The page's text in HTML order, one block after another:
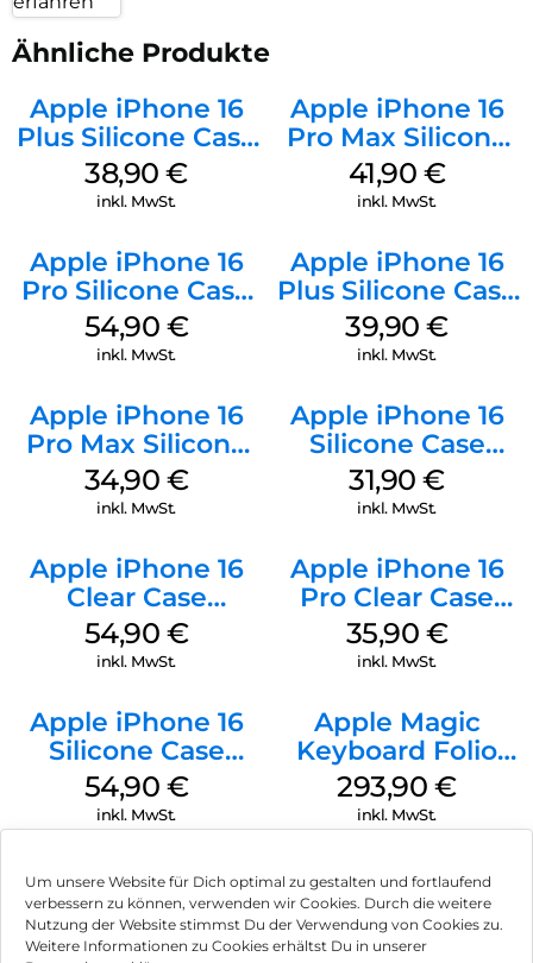
Um unsere Website für Dich optimal zu gestalten und fortlaufend
verbessern zu können, verwenden wir Cookies. Durch die weitere
Nutzung der Website stimmst Du der Verwendung von Cookies zu.
Weitere Informationen zu Cookies erhältst Du in unserer
Ähnliche Produkte
Apple iPhone 16
Plus Silicone Case
MagSafe Denim
38,90€
inkl. MwSt.
Apple iPhone 16
Pro Max Silicone
Case MagSafe
Ultramarine
41,90 €
inkl. MwSt.
Apple iPhone 16
Pro Silicone Case
MagSafe Black
54,90 €
inkl. MwSt.
Apple iPhone 16
Plus Silicone Case
MagSafe Plum
39,90€
inkl. MwSt.
Apple iPhone 16
Pro Max Silicone
Case MagSafe
Denim
34,90 €
inkl. MwSt.
Apple iPhone 16
Silicone Case
MagSafe Fuchsia
31,90€
inkl. MwSt.
Apple iPhone 16
Clear Case
MagSafe
Transparent
54,90 €
inkl. MwSt.
Apple iPhone 16
Pro Clear Case
MagSafe
Transparent
35,90 €
inkl. MwSt.
Apple iPhone 16
Silicone Case
MagSafe Black
54,90 €
inkl. MwSt.
Apple Magic
Keyboard Folio
iPad 10.9″ (10.Gen.)
Weiß
293,90€
inkl. MwSt.
Impressum